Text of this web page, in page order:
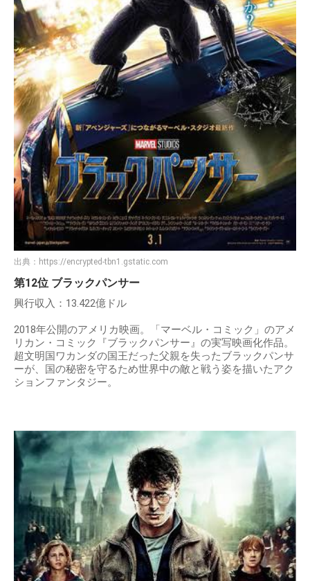
出典： https://encrypted-tbn1.gstatic.com
第12位 ブラックパンサー
興行収入：13.422億ドル
2018年公開のアメリカ映画。「マーベル・コミック」のアメ
リカン・コミック『ブラックパンサー』の実写映画化作品。
超文明国ワカンダの国王だった父親を失ったブラックパンサ
ーが、国の秘密を守るため世界中の敵と戦う姿を描いたアク
ションファンタジー。